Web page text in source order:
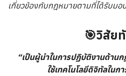
เกี่ยวข้องกับกฎหมายตามที่ได้รับมอ
🎯วิสัย
“เป็นผู้นำในการปฏิบัติงานด้าน
ใช้เทคโนโลยีดิจิทัลในก